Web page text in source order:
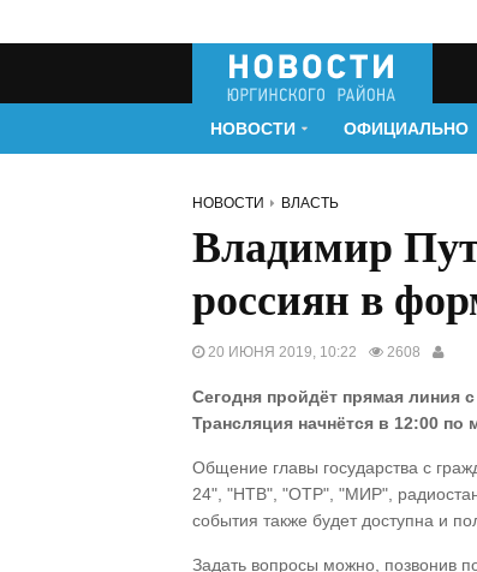
НОВОСТИ ОФИЦИАЛЬНО
НОВОСТИ ВЛАСТЬ
Владимир
россиян в
20 ИЮНЯ 2019, 10:22 2608
Сегодня пройдёт прямая линия
Трансляция начнётся в 12:00 по
Общение главы государства с
24", "НТВ", "ОТР", "МИР",
события также будет доступна и
Задать вопросы можно, позвонив